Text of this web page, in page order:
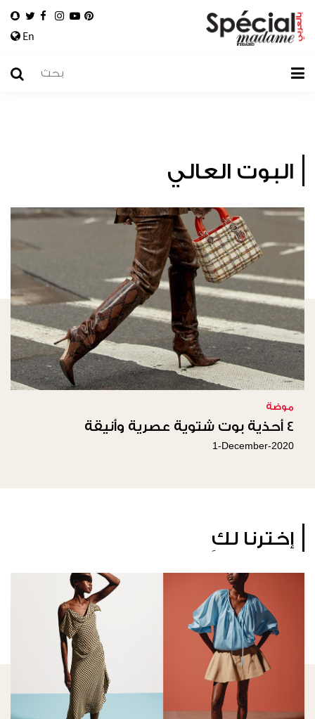
En
البوت العالي
موضة
4 أحذية بوت شتوية عصرية وأنيقة
1-December-2020
إخترنا لكِ